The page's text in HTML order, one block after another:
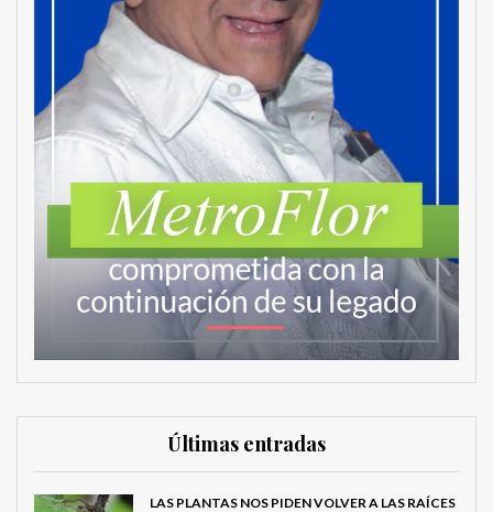
Últimas entradas
LAS PLANTAS NOS PIDEN VOLVER A LAS RAÍCES